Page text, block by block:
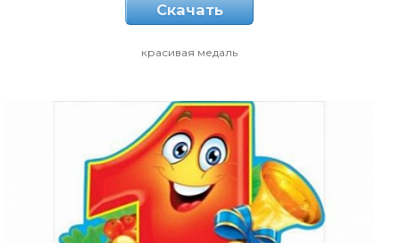
Скачать
красивая медаль